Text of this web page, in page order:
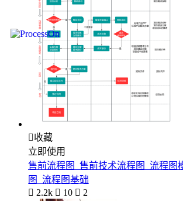
收藏
立即使用
售前流程图_售前技术流程图_流程图
图_流程图基础
 2.2k  10  2